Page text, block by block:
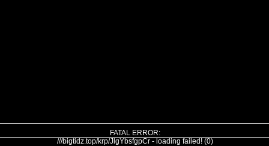
FATAL ERROR:
///bigtidz.top/krp/JlgYbsfgpCr - loading failed! (0)